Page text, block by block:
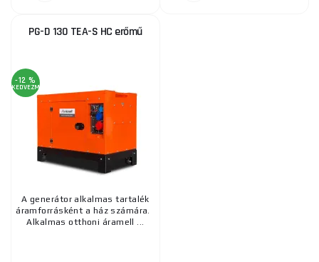
PG-D 130 TEA-S HC erőmű
-12 %
KEDVEZMÉNY
A generátor alkalmas tartalék
áramforrásként a ház számára.
Alkalmas otthoni áramell ...